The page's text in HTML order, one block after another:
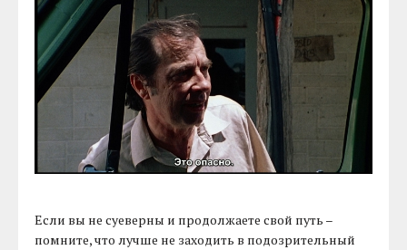
Если вы не суеверны и продолжаете свой путь –
помните, что лучше не заходить в подозрительный